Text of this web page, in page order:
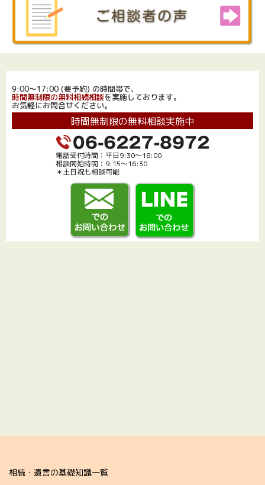
9:00～17:00 (要予約) の時間帯で、
時間無制限の無料相続相談を実施しております。
お気軽にお問合せください。
時間無制限の無料相談実施中
電話受付時間：平日9:30～18:00
相談開始時間：9:15～16:30
＊土日祝も相談可能
相続・遺言の基礎知識一覧